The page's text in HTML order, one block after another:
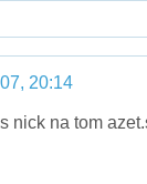
20:14
nick na tom